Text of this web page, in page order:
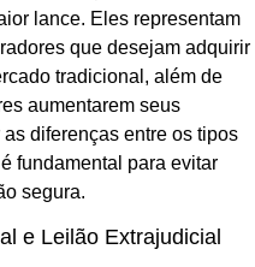
lance. Eles representam
que desejam adquirir
tradicional, além de
aumentarem seus
diferenças entre os tipos
fundamental para evitar
segura.
e Leilão Extrajudicial